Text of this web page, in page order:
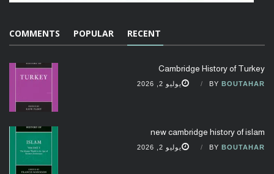
RECENT
POPULAR
COMMENTS
Cambridge History of Turkey
BY BOUTAHAR يوليو 2, 2026
new cambridge history of islam
BY BOUTAHAR يوليو 2, 2026